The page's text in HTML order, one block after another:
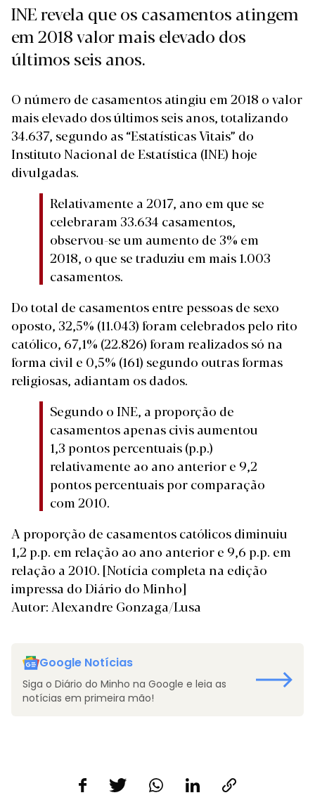
INE revela que os casamentos atingem
em 2018 valor mais elevado dos
últimos seis anos.
O número de casamentos atingiu em 2018 o valor
mais elevado dos últimos seis anos, totalizando
34.637, segundo as “Estatísticas Vitais” do
Instituto Nacional de Estatística (INE) hoje
divulgadas.
Relativamente a 2017, ano em que se
celebraram 33.634 casamentos,
observou-se um aumento de 3% em
2018, o que se traduziu em mais 1.003
casamentos.
Do total de casamentos entre pessoas de sexo
oposto, 32,5% (11.043) foram celebrados pelo rito
católico, 67,1% (22.826) foram realizados só na
forma civil e 0,5% (161) segundo outras formas
religiosas, adiantam os dados.
Segundo o INE, a proporção de
casamentos apenas civis aumentou
1,3 pontos percentuais (p.p.)
relativamente ao ano anterior e 9,2
pontos percentuais por comparação
com 2010.
A proporção de casamentos católicos diminuiu
1,2 p.p. em relação ao ano anterior e 9,6 p.p. em
relação a 2010. [Notícia completa na edição
impressa do Diário do Minho]
Autor: Alexandre Gonzaga/Lusa
Google Notícias
Siga o Diário do Minho na Google e leia as
notícias em primeira mão!